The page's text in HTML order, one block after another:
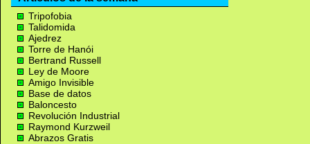
Tripofobia
Talidomida
Ajedrez
Torre de Hanói
Bertrand Russell
Ley de Moore
Amigo Invisible
Base de datos
Baloncesto
Revolución Industrial
Raymond Kurzweil
Abrazos Gratis